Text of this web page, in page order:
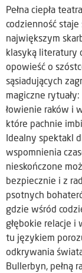
Pełna ciepła
codzienność
największym
klasyką literatury
opowieść o
sąsiadujących
magiczne
łowienie raków i
które pachnie
Idealny spektakl
wspomnienia
nieskończone
bezpiecznie i z
psotnych
gdzie wśród
głębokie relacje i
tu językiem
odkrywania
Bullerbyn, pełną